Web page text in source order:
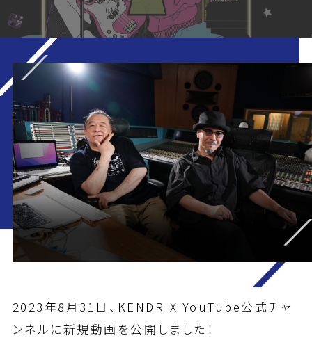
2023年8月31日、KENDRIX YouTube公式チャ
ンネルに新規動画を公開しました！